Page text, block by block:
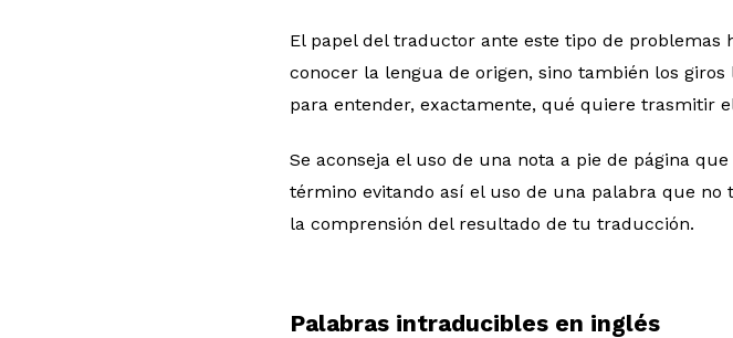
El papel del traductor ante este tipo de problemas
conocer la lengua de origen, sino también los
para entender, exactamente, qué quiere trasmitir
Se aconseja el uso de una nota a pie de página
término evitando así el uso de una palabra que
la comprensión del resultado de tu traducción.
Palabras intraducibles en inglés